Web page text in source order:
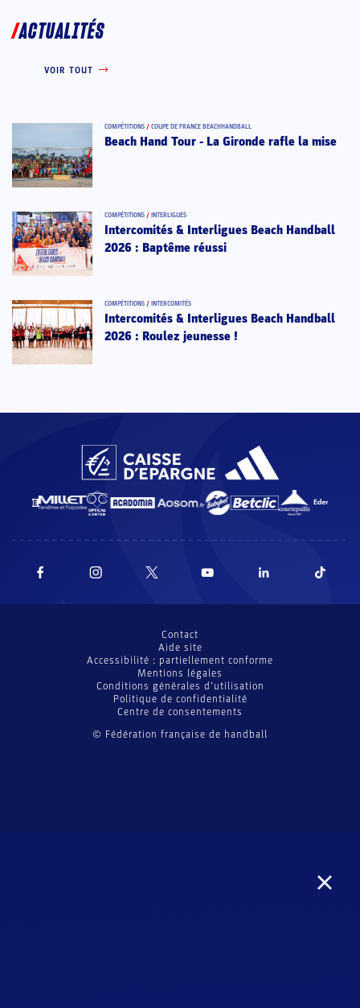
ACTUALITÉS
VOIR TOUT
COMPÉTITIONS / COUPE DE FRANCE BEACHHANDBALL
Beach Hand Tour - La Gironde rafle la mise
COMPÉTITIONS / INTERLIGUES
Intercomités & Interligues Beach Handball
2026 : Baptême réussi
COMPÉTITIONS / INTERCOMITÉS
Intercomités & Interligues Beach Handball
2026 : Roulez jeunesse !
© Fédération française de handball
Contact
Aide site
Accessibilité : partiellement conforme
Mentions légales
Conditions générales d’utilisation
Politique de confidentialité
Centre de consentements